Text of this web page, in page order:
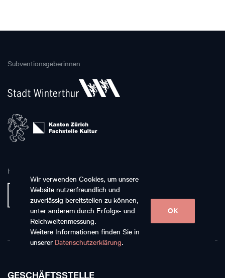
Subventionsgeberinnen
Hauptpartnerin
GESCHÄFTSSTELLE
Wir verwenden Cookies, um unsere
Website nutzerfreundlich und
zuverlässig bereitstellen zu können,
unter anderem durch Erfolgs- und
Reichweitenmessung.
Weitere Informationen finden Sie in
unserer Datenschutzerklärung.
OK